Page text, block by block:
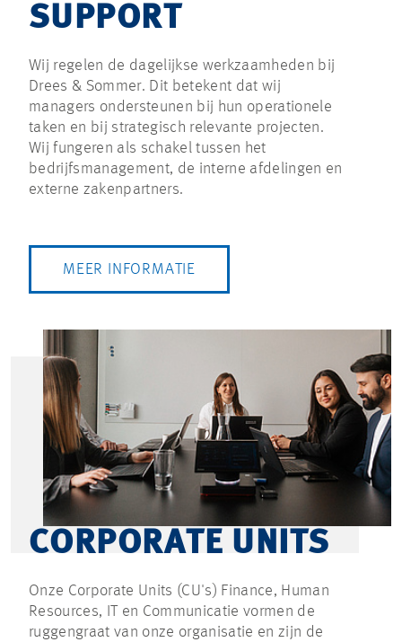
SUPPORT
Wij regelen de dagelijkse werkzaamheden bij
Drees & Sommer. Dit betekent dat wij
managers ondersteunen bij hun operationele
taken en bij strategisch relevante projecten.
Wij fungeren als schakel tussen het
bedrijfsmanagement, de interne afdelingen en
externe zakenpartners.
MEER INFORMATIE
CORPORATE UNITS
Onze Corporate Units (CU's) Finance, Human
Resources, IT en Communicatie vormen de
ruggengraat van onze organisatie en zijn de